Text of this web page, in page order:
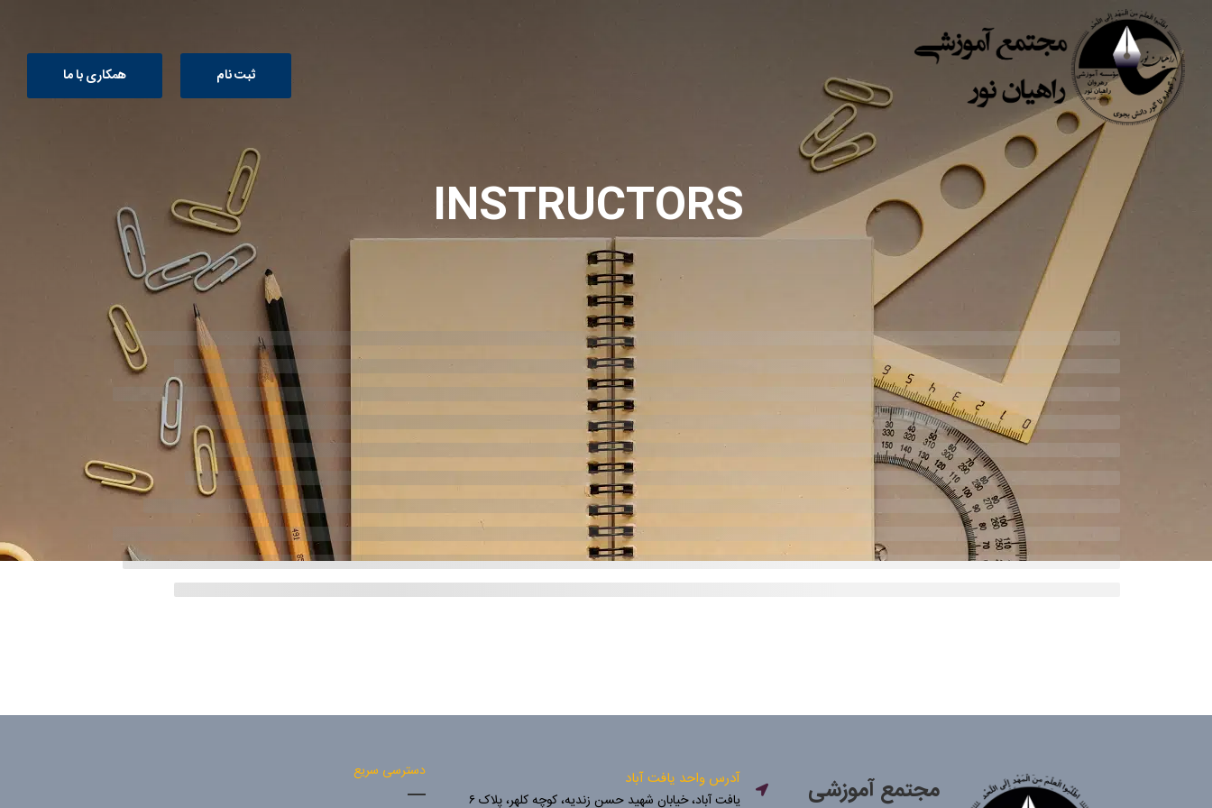
ثبت نام همکاری با ما
INSTRUCTORS
مجتمع آموزشی
آدرس واحد یافت آباد
یافت آباد، خیابان شهید حسن زندیه، کوچه کلهر، پلاک ۶
دسترسی سریع